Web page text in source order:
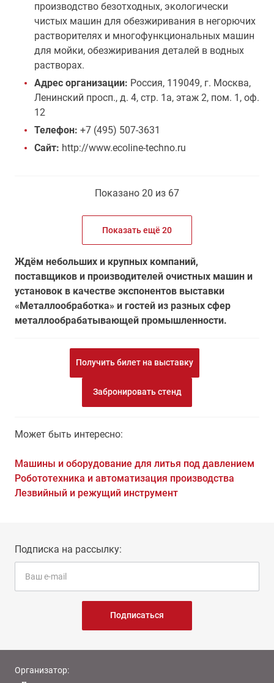
производство безотходных, экологически
чистых машин для обезжиривания в негорючих
растворителях и многофункциональных машин
для мойки, обезжиривания деталей в водных
растворах.
Адрес организации: Россия, 119049, г. Москва,
Ленинский просп., д. 4, стр. 1а, этаж 2, пом. 1, оф.
12
Телефон: +7 (495) 507-3631
Сайт: http://www.ecoline-techno.ru
Показано 20 из 67
Показать ещё 20
Ждём небольших и крупных компаний,
поставщиков и производителей очистных машин и
установок в качестве экспонентов выставки
«Металлообработка» и гостей из разных сфер
металлообрабатывающей промышленности.
Получить билет на выставку
Забронировать стенд
Может быть интересно:
Машины и оборудование для литья под давлением
Робототехника и автоматизация производства
Лезвийный и режущий инструмент
Подписка на рассылку:
Подписаться
Организатор: